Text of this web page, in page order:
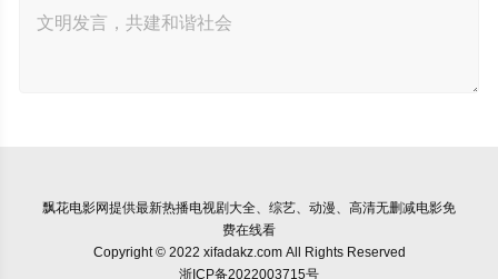
飘花电影网提供最新热播电视剧大全、综艺、动漫、高清无删减电影免
费在线看
Copyright © 2022 xifadakz.com All Rights Reserved
浙ICP备2022003715号